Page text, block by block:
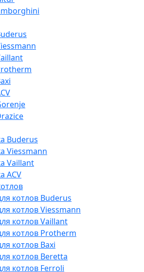
Buderus
Viessmann
Vaillant
ACV
котлов Buderus
котлов Viessmann
котлов Vaillant
котлов Protherm
котлов Baxi
котлов Beretta
котлов Ferroli